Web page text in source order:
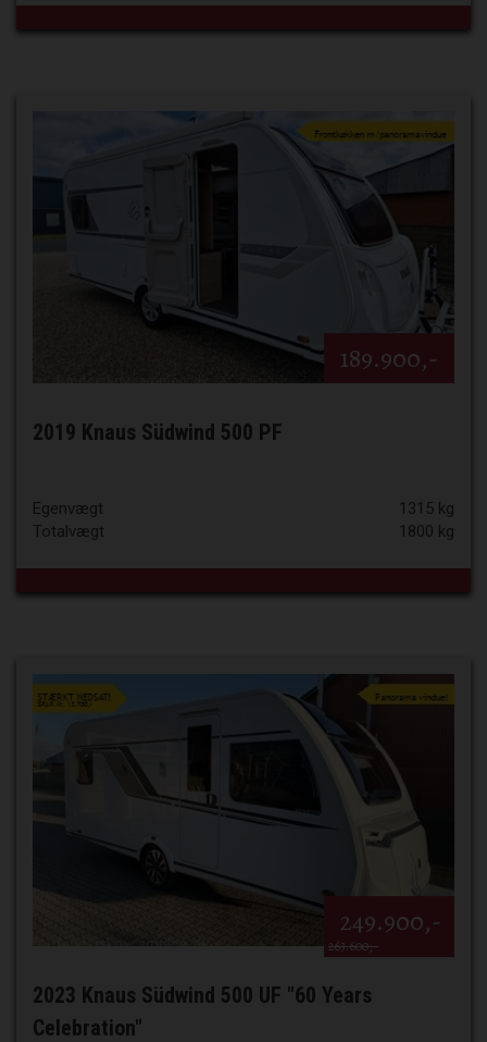
189.900,-
2019 Knaus Südwind 500 PF
Egenvægt
1315 kg
Totalvægt
1800 kg
249.900,-
263.600,-
2023 Knaus Südwind 500 UF "60 Years
Celebration"